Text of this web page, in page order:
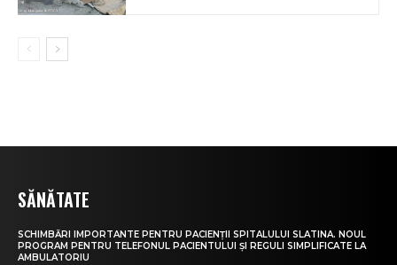
SĂNĂTATE
SCHIMBĂRI IMPORTANTE PENTRU PACIENȚII SPITALULUI SLATINA. NOUL
PROGRAM PENTRU TELEFONUL PACIENTULUI ȘI REGULI SIMPLIFICATE LA
AMBULATORIU